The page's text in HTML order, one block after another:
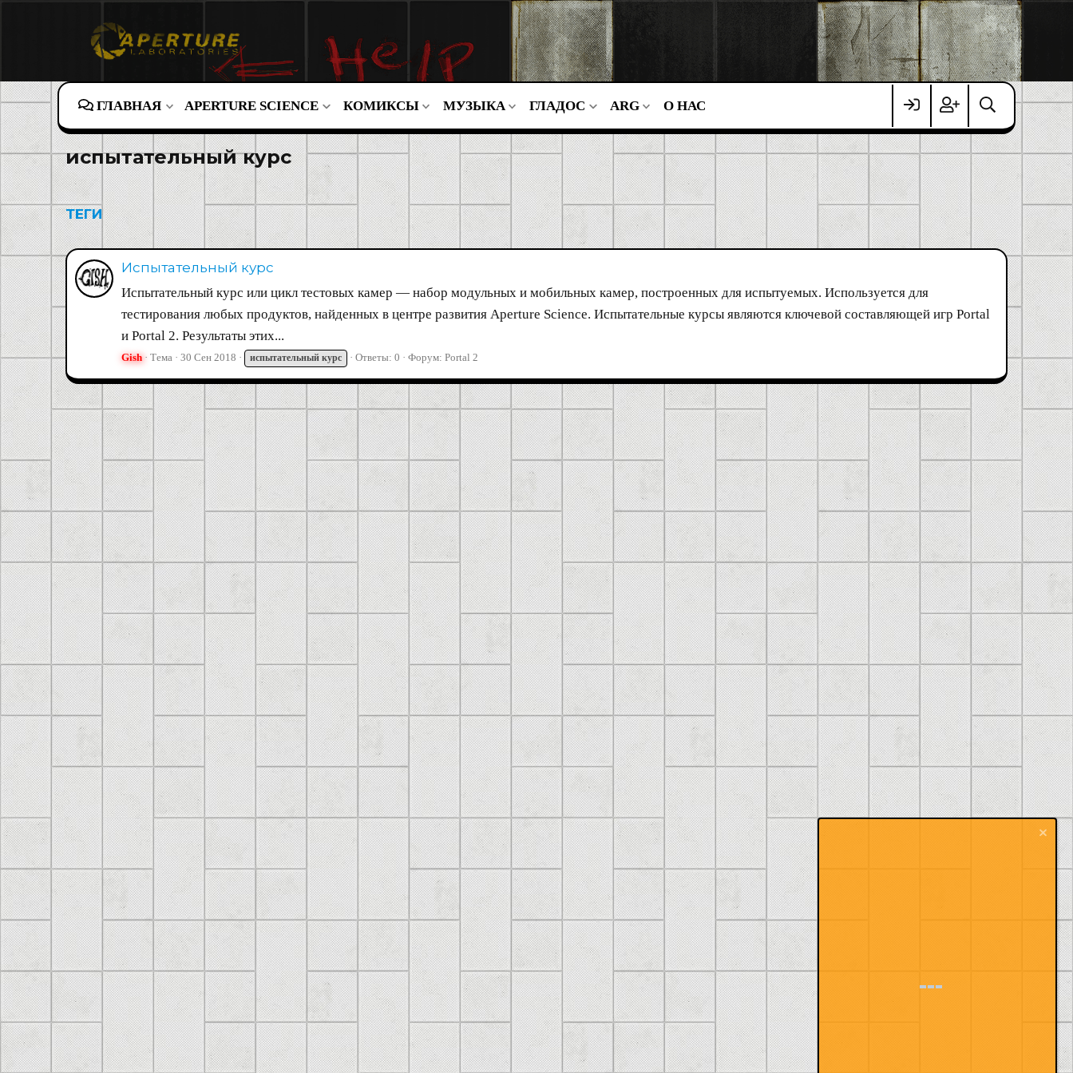
ГЛАВНАЯ APERTURE SCIENCE КОМИКСЫ МУЗЫКА ГЛАДОС ARG О НАС
испытательный курс
ТЕГИ
Испытательный курс
Испытательный курс или цикл тестовых камер — набор модульных и мобильных камер, построенных для испытуемых. Используется для
тестирования любых продуктов, найденных в центре развития Aperture Science. Испытательные курсы являются ключевой составляющей игр Portal
и Portal 2. Результаты этих...
Gish Тема 30 Сен 2018 испытательный курс Ответы: 0 Форум: Portal 2